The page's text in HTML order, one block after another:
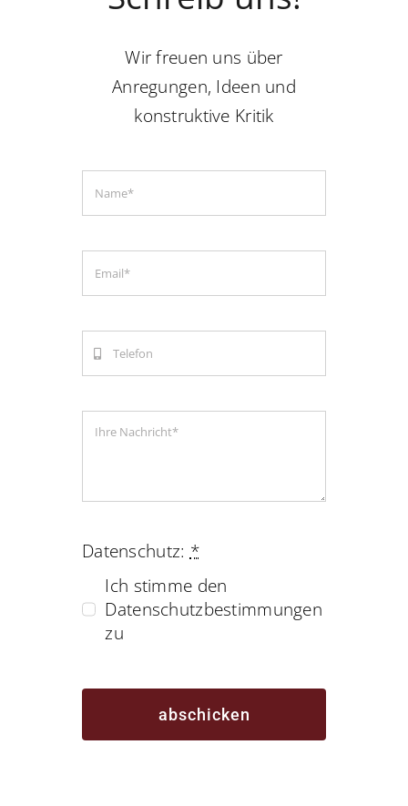
Wir freuen uns über
Anregungen, Ideen und
konstruktive Kritik
Datenschutz: *
Ich stimme den
Datenschutzbestimmungen
zu
abschicken